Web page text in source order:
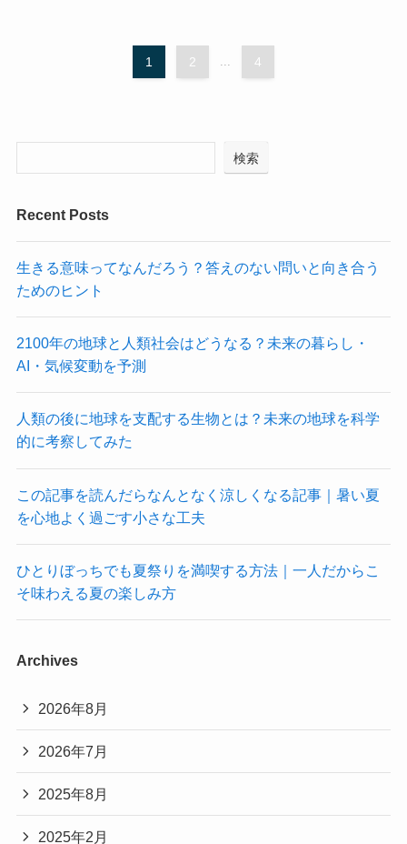
1 2 4
検索
Recent Posts
生きる意味ってなんだろう？答えのない問いと向き合う
ためのヒント
2100年の地球と人類社会はどうなる？未来の暮らし・
AI・気候変動を予測
人類の後に地球を支配する生物とは？未来の地球を科学
的に考察してみた
この記事を読んだらなんとなく涼しくなる記事｜暑い夏
を心地よく過ごす小さな工夫
ひとりぼっちでも夏祭りを満喫する方法｜一人だからこ
そ味わえる夏の楽しみ方
Archives
2026年8月
2026年7月
2025年8月
2025年2月